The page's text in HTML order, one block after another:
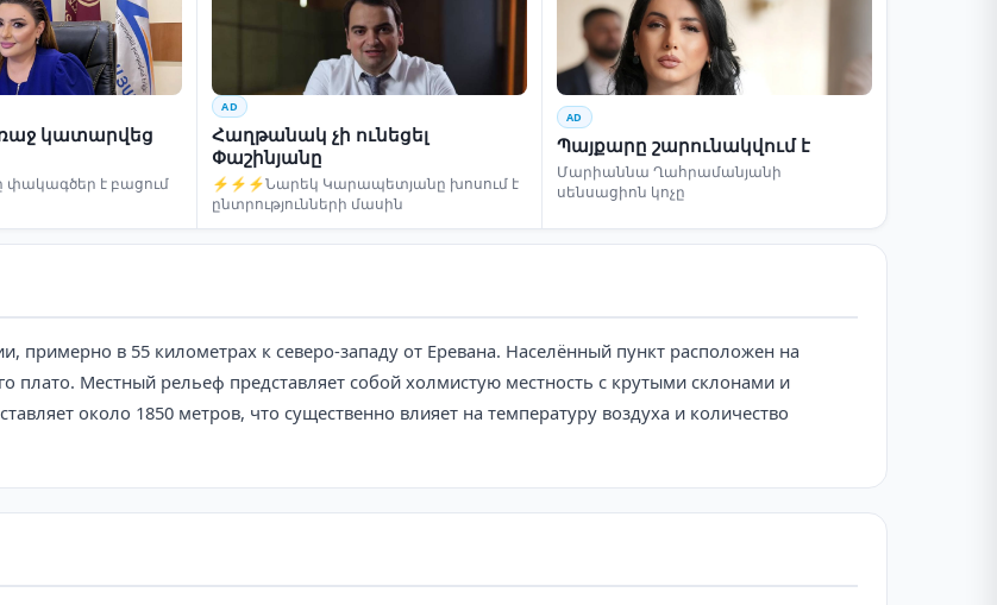
կատարվեց
փակագծեր է բացում
AD
Հաղթանակ չի ունեցել
Փաշինյանը
⚡⚡⚡Նարեկ Կարապետյանը խոսում է
ընտրությունների մասին
AD
Պայքարը շարունակվում է
Մարիաննա Ղահրամանյանի
սենսացիոն կոչը
примерно в 55 километрах к северо-западу от Еревана. Населённый пункт расположен на
плато. Местный рельеф представляет собой холмистую местность с крутыми склонами и
около 1850 метров, что существенно влияет на температуру воздуха и количество